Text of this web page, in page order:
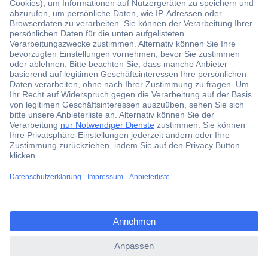
Welche Typen von Wasserwaagen gibt es?
Was muss man beim Kauf einer Wasserwaage
beachten?
Häufig gestellte Fragen zu Wasserwaagen
ccp.user.init.failed.titl
e
ccp.user.init.failed